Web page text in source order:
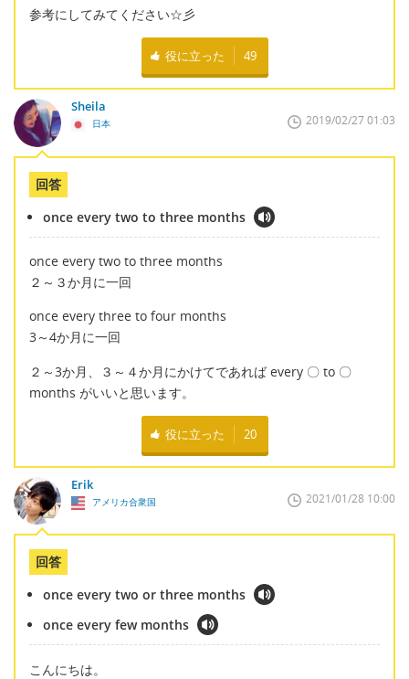
参考にしてみてください☆彡
役に立った 49
Sheila
日本 2019/02/27 01:03
回答
once every two to three months
once every two to three months
２～３か月に一回
once every three to four months
3～4か月に一回
２～3か月、３～４か月にかけてであれば every 〇 to 〇
months がいいと思います。
役に立った 20
Erik
アメリカ合衆国 2021/01/28 10:00
回答
once every two or three months
once every few months
こんにちは。